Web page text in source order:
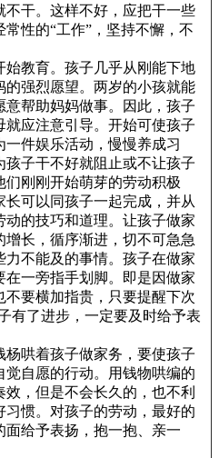
不干。这样不好，应把干一些
性的“工作”，坚持不懈，不
教育。孩子几乎从刚能下地
的强烈愿望。两岁的小孩就能
意帮助妈妈做事。因此，孩子
就应注意引导。开始可使孩子
一件娱乐活动，慢慢养成习
孩子干不好就阻止或不让孩子
们刚刚开始萌芽的劳动积极
长可以同孩子一起完成，并从
动的技巧和道理。让孩子做家
增长，循序渐进，切不可急急
力不能及的事情。孩子在做家
在一旁指手划脚。即是因做家
不要横加指贵，只要提醒下次
有了进步，一定要及时给予表
哄着孩子做家务，要使孩子
觉自愿的行动。用钱物哄编的
效，但是不会长久的，也不利
习惯。对孩子的劳动，最好的
面给予表扬，抱一抱、亲一